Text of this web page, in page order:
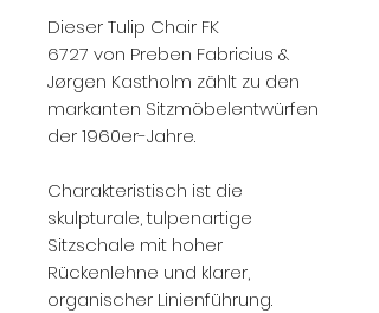
Dieser Tulip Chair FK
6727 von Preben Fabricius &
Jørgen Kastholm zählt zu den
markanten Sitzmöbelentwürfen
der 1960er-Jahre.
Charakteristisch ist die
skulpturale, tulpenartige
Sitzschale mit hoher
Rückenlehne und klarer,
organischer Linienführung.